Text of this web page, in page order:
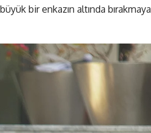
bir enkazın altında bırakmaya